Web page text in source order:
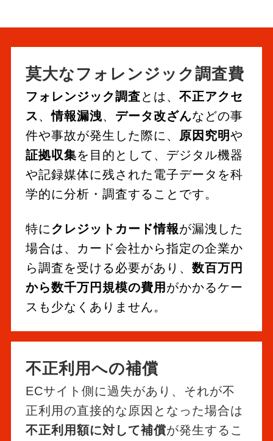
莫大なフォレンジック調査費
フォレンジック調査とは、不正アクセ
ス、情報漏洩、 データ改ざんなどの事
件や事故が発生した際に、 原因究明や
証拠収集を目的として、デジタル機器
や記録媒体に残された電子データを科
学的に分析・調査することです。
特にクレジットカード情報が漏洩した
場合は、カード会社から指定の企業か
ら調査を受ける必要があり、数百万円
から数千万円規模の費用 がかかるケー
スも少なくありません。
不正利用への補償
ECサイト側に過失があり、それが不
正利用の直接的な原因となった場合は
不正利用額に対して補償が発生するこ